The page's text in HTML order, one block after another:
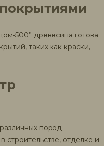
500” древесина готова
таких как краски,
пород
строительстве, отделке и